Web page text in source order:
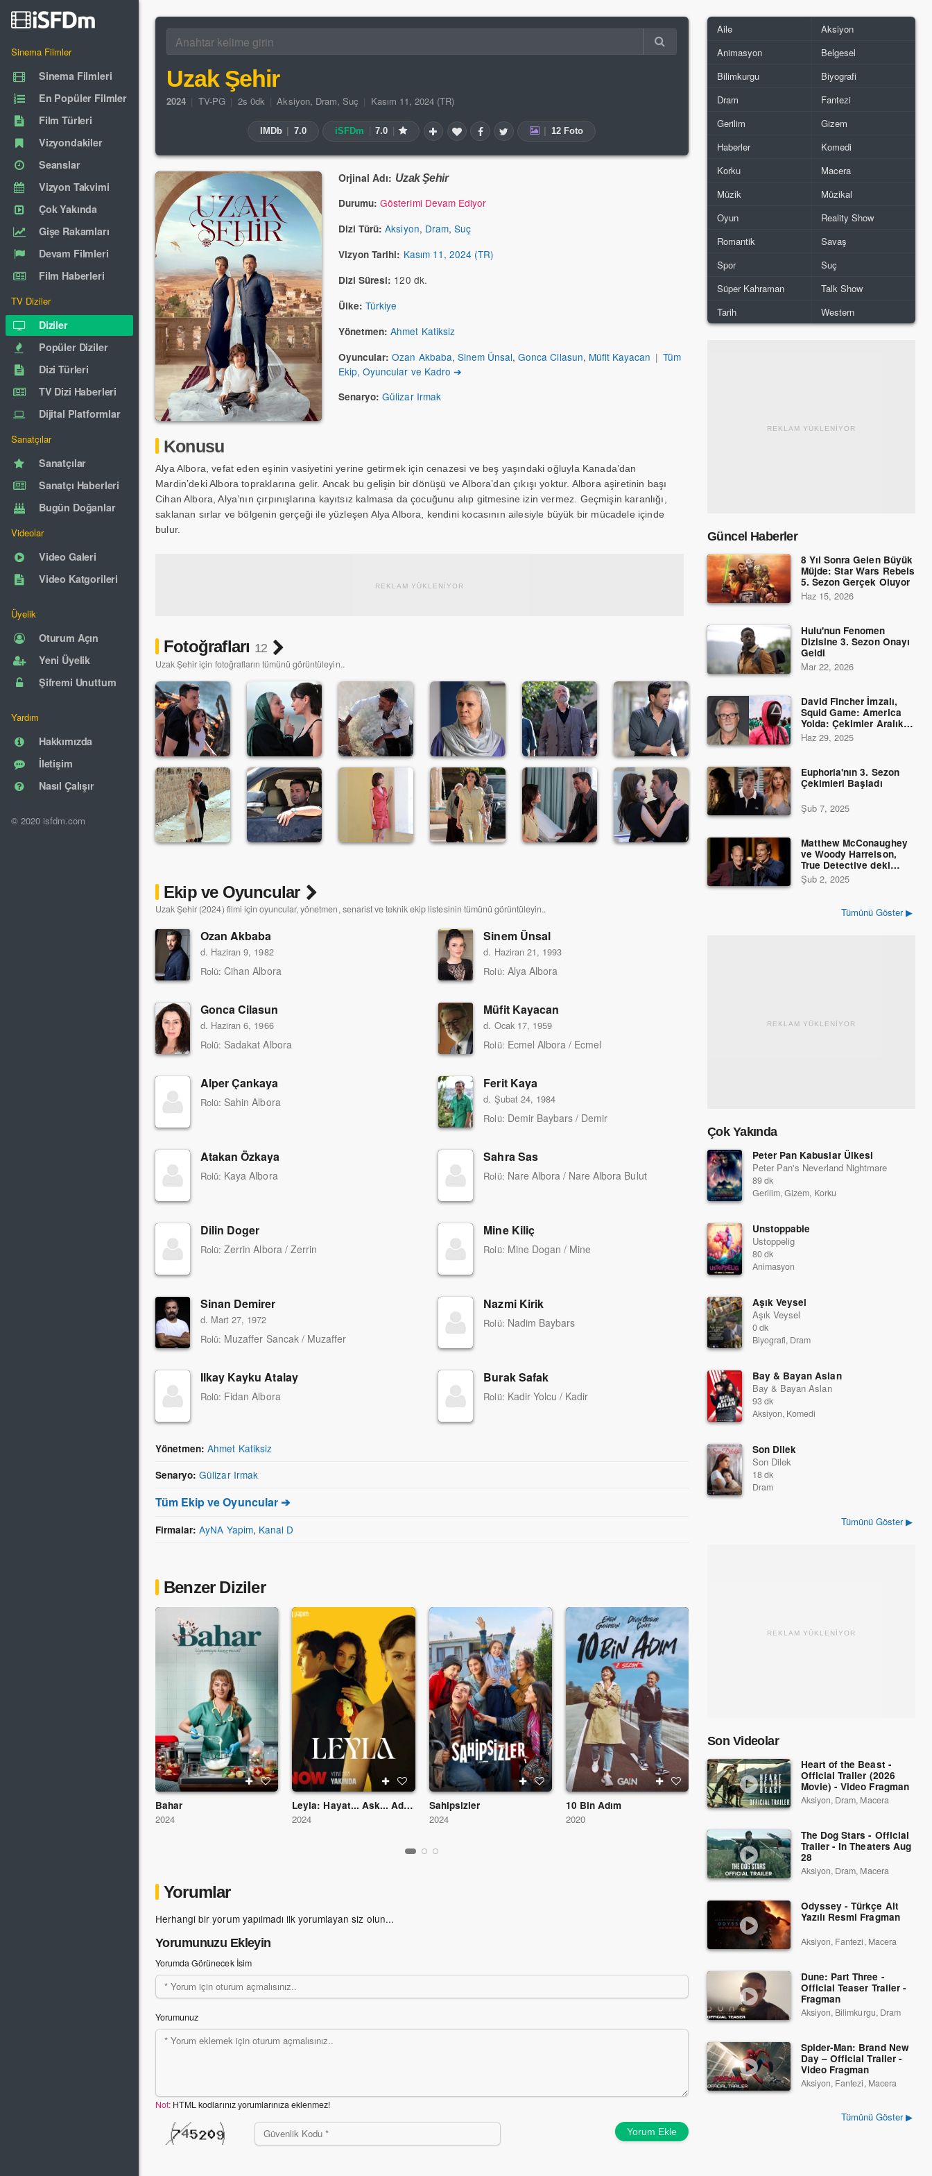
Sinema Filmler
Sinema Filmleri
En Popüler Filmler
Film Türleri
Vizyondakiler
Seanslar
Vizyon Takvimi
Çok Yakında
Gişe Rakamları
Devam Filmleri
Film Haberleri
TV Diziler
Diziler
Popüler Diziler
Dizi Türleri
TV Dizi Haberleri
Dijital Platformlar
Sanatçılar
Sanatçılar
Sanatçı Haberleri
Bugün Doğanlar
Videolar
Video Galeri
Video Katgorileri
Üyelik
Oturum Açın
Yeni Üyelik
Şifremi Unuttum
Yardım
Hakkımızda
İletişim
Nasıl Çalışır
© 2020 isfdm.com
Uzak Şehir
2024 TV-PG 2s 0dk Aksiyon, Dram, Suç Kasım 11, 2024 (TR)
IMDb 7.0 iSFDm 7.0 12 Foto
Orjinal Adı: Uzak Şehir
Durumu: Gösterimi Devam Ediyor
Dizi Türü: Aksiyon, Dram, Suç
Vizyon Tarihi: Kasım 11, 2024 (TR)
Dizi Süresi: 120 dk.
Ülke: Türkiye
Yönetmen: Ahmet Katiksiz
Oyuncular: Ozan Akbaba, Sinem Ünsal,Gonca Cilasun, Müfit Kayacan | Tüm
Ekip, Oyuncular ve Kadro ➔
Senaryo: Gülizar Irmak
Konusu
Alya Albora, vefat eden eşinin vasiyetini yerine getirmek için cenazesi ve beş yaşındaki oğluyla Kanada’dan
Mardin’deki Albora topraklarına gelir. Ancak bu gelişin bir dönüşü ve Albora’dan çıkışı yoktur. Albora aşiretinin başı
Cihan Albora, Alya’nın çırpınışlarına kayıtsız kalmasa da çocuğunu alıp gitmesine izin vermez. Geçmişin karanlığı,
saklanan sırlar ve bölgenin gerçeği ile yüzleşen Alya Albora, kendini kocasının ailesiyle büyük bir mücadele içinde
bulur.
REKLAM YÜKLENİYOR
Fotoğrafları 12
Uzak Şehir için fotoğrafların tümünü görüntüleyin..
Ekip ve Oyuncular
Uzak Şehir (2024) filmi için oyuncular, yönetmen, senarist ve teknik ekip listesinin tümünü görüntüleyin..
Ozan Akbaba
d. Haziran 9, 1982
Rolü: Cihan Albora
Sinem Ünsal
d. Haziran 21, 1993
Rolü: Alya Albora
Gonca Cilasun
d. Haziran 6, 1966
Rolü: Sadakat Albora
Müfit Kayacan
d. Ocak 17, 1959
Rolü: Ecmel Albora / Ecmel
Alper Çankaya
Rolü: Sahin Albora
Ferit Kaya
d. Şubat 24, 1984
Rolü: Demir Baybars / Demir
Atakan Özkaya
Rolü: Kaya Albora
Sahra Sas
Rolü: Nare Albora / Nare Albora Bulut
Dilin Doger
Rolü: Zerrin Albora / Zerrin
Mine Kiliç
Rolü: Mine Dogan / Mine
Sinan Demirer
d. Mart 27, 1972
Rolü: Muzaffer Sancak / Muzaffer
Nazmi Kirik
Rolü: Nadim Baybars
Ilkay Kayku Atalay
Rolü: Fidan Albora
Burak Safak
Rolü: Kadir Yolcu / Kadir
Yönetmen: Ahmet Katiksiz
Senaryo: Gülizar Irmak
Tüm Ekip ve Oyuncular ➔
Firmalar: AyNA Yapim, Kanal D
Benzer Diziler
Bahar
2024
Leyla: Hayat... Ask... Adalet...
2024
Sahipsizler
2024
10 Bin Adım
2020
Gönül Dağı
Ramo
Yorumlar
Herhangi bir yorum yapılmadı ilk yorumlayan siz olun...
Yorumunuzu Ekleyin
Yorumda Görünecek İsim
Yorumunuz
Not: HTML kodlarınız yorumlarınıza eklenmez!
Yorum Ekle
Aile
Aksiyon
Animasyon
Belgesel
Bilimkurgu
Biyografi
Dram
Fantezi
Gerilim
Gizem
Haberler
Komedi
Korku
Macera
Müzik
Müzikal
Oyun
Reality Show
Romantik
Savaş
Spor
Suç
Süper Kahraman
Talk Show
Tarih
Western
REKLAM YÜKLENİYOR
Güncel Haberler
8 Yıl Sonra Gelen Büyük
Müjde: Star Wars Rebels
5. Sezon Gerçek Oluyor
Haz 15, 2026
Hulu'nun Fenomen
Dizisine 3. Sezon Onayı
Geldi
Mar 22, 2026
David Fincher İmzalı,
Squid Game: America
Yolda: Çekimler Aralık
2025’te Başlıyor
Haz 29, 2025
Euphoria'nın 3. Sezon
Çekimleri Başladı
Şub 7, 2025
Matthew McConaughey
ve Woody Harrelson,
True Detective deki
Rollerine Geri Döndü
Şub 2, 2025
Tümünü Göster ▶
REKLAM YÜKLENİYOR
Çok Yakında
Peter Pan Kabuslar Ülkesi
Peter Pan's Neverland Nightmare
89 dk
Gerilim, Gizem, Korku
Unstoppable
Ustoppelig
80 dk
Animasyon
Aşık Veysel
Aşık Veysel
0 dk
Biyografi, Dram
Bay & Bayan Aslan
Bay & Bayan Aslan
93 dk
Aksiyon, Komedi
Son Dilek
Son Dilek
18 dk
Dram
Tümünü Göster ▶
REKLAM YÜKLENİYOR
Son Videolar
Heart of the Beast -
Official Trailer (2026
Movie) - Video Fragman
Aksiyon, Dram, Macera
The Dog Stars - Official
Trailer - In Theaters Aug
28
Aksiyon, Dram, Macera
Odyssey - Türkçe Alt
Yazılı Resmi Fragman
Aksiyon, Fantezi, Macera
Dune: Part Three -
Official Teaser Trailer -
Fragman
Aksiyon, Bilimkurgu, Dram
Spider-Man: Brand New
Day – Official Trailer -
Video Fragman
Aksiyon, Fantezi, Macera
Tümünü Göster ▶